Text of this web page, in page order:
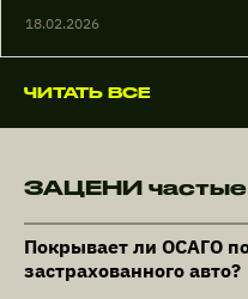
18.02.2026
ЧИТАТЬ ВСЕ
ЗАЦЕНИ частые
Покрывает ли ОСАГО
застрахованного авто?